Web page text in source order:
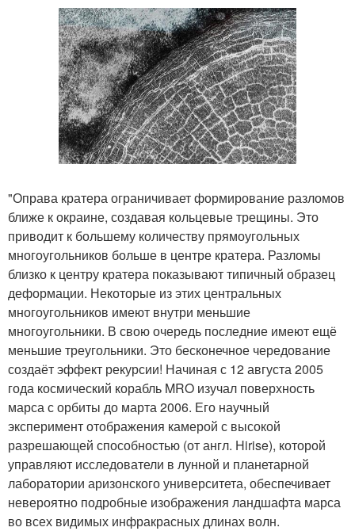
"Оправа кратера ограничивает формирование разломов
ближе к окраине, создавая кольцевые трещины. Это
приводит к большему количеству прямоугольных
многоугольников больше в центре кратера. Разломы
близко к центру кратера показывают типичный образец
деформации. Некоторые из этих центральных
многоугольников имеют внутри меньшие
многоугольники. В свою очередь последние имеют ещё
меньшие треугольники. Это бесконечное чередование
создаёт эффект рекурсии! Начиная с 12 августа 2005
года космический корабль MRO изучал поверхность
марса с орбиты до марта 2006. Его научный
эксперимент отображения камерой с высокой
разрешающей способностью (от англ. Hirise), которой
управляют исследователи в лунной и планетарной
лаборатории аризонского университета, обеспечивает
невероятно подробные изображения ландшафта марса
во всех видимых инфракрасных длинах волн.